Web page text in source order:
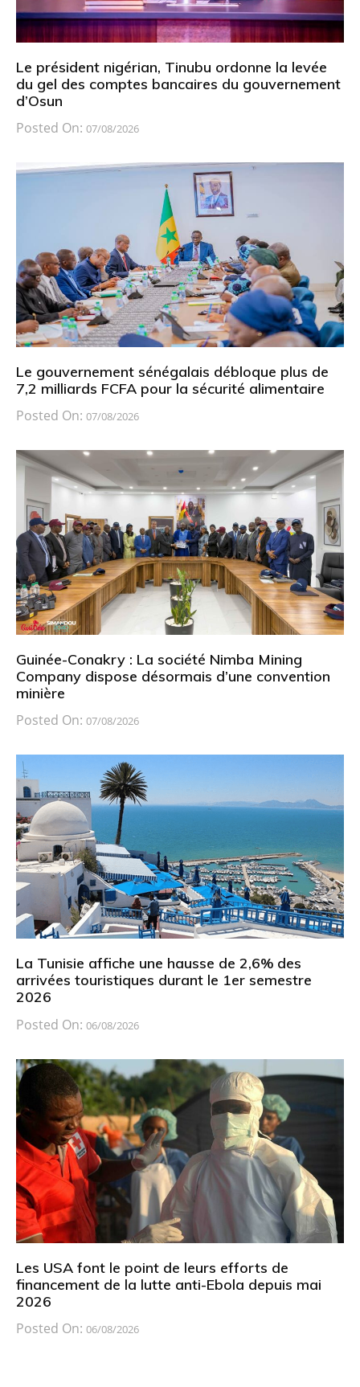
Le président nigérian, Tinubu ordonne la levée
du gel des comptes bancaires du gouvernement
d’Osun
Posted On: 07/08/2026
Le gouvernement sénégalais débloque plus de
7,2 milliards FCFA pour la sécurité alimentaire
Posted On: 07/08/2026
Guinée-Conakry : La société Nimba Mining
Company dispose désormais d’une convention
minière
Posted On: 07/08/2026
La Tunisie affiche une hausse de 2,6% des
arrivées touristiques durant le 1er semestre
2026
Posted On: 06/08/2026
Les USA font le point de leurs efforts de
financement de la lutte anti-Ebola depuis mai
2026
Posted On: 06/08/2026